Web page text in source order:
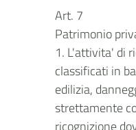
Art. 7
Patrimonio
1. L'attivita' di
classificati in
edilizia,
strettamente
ricognizione